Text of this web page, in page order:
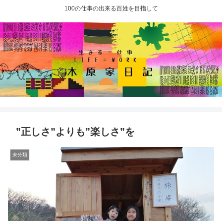
100の仕事の出来る百姓を目指して
”正しさ”よりも”楽しさ”を
未分類